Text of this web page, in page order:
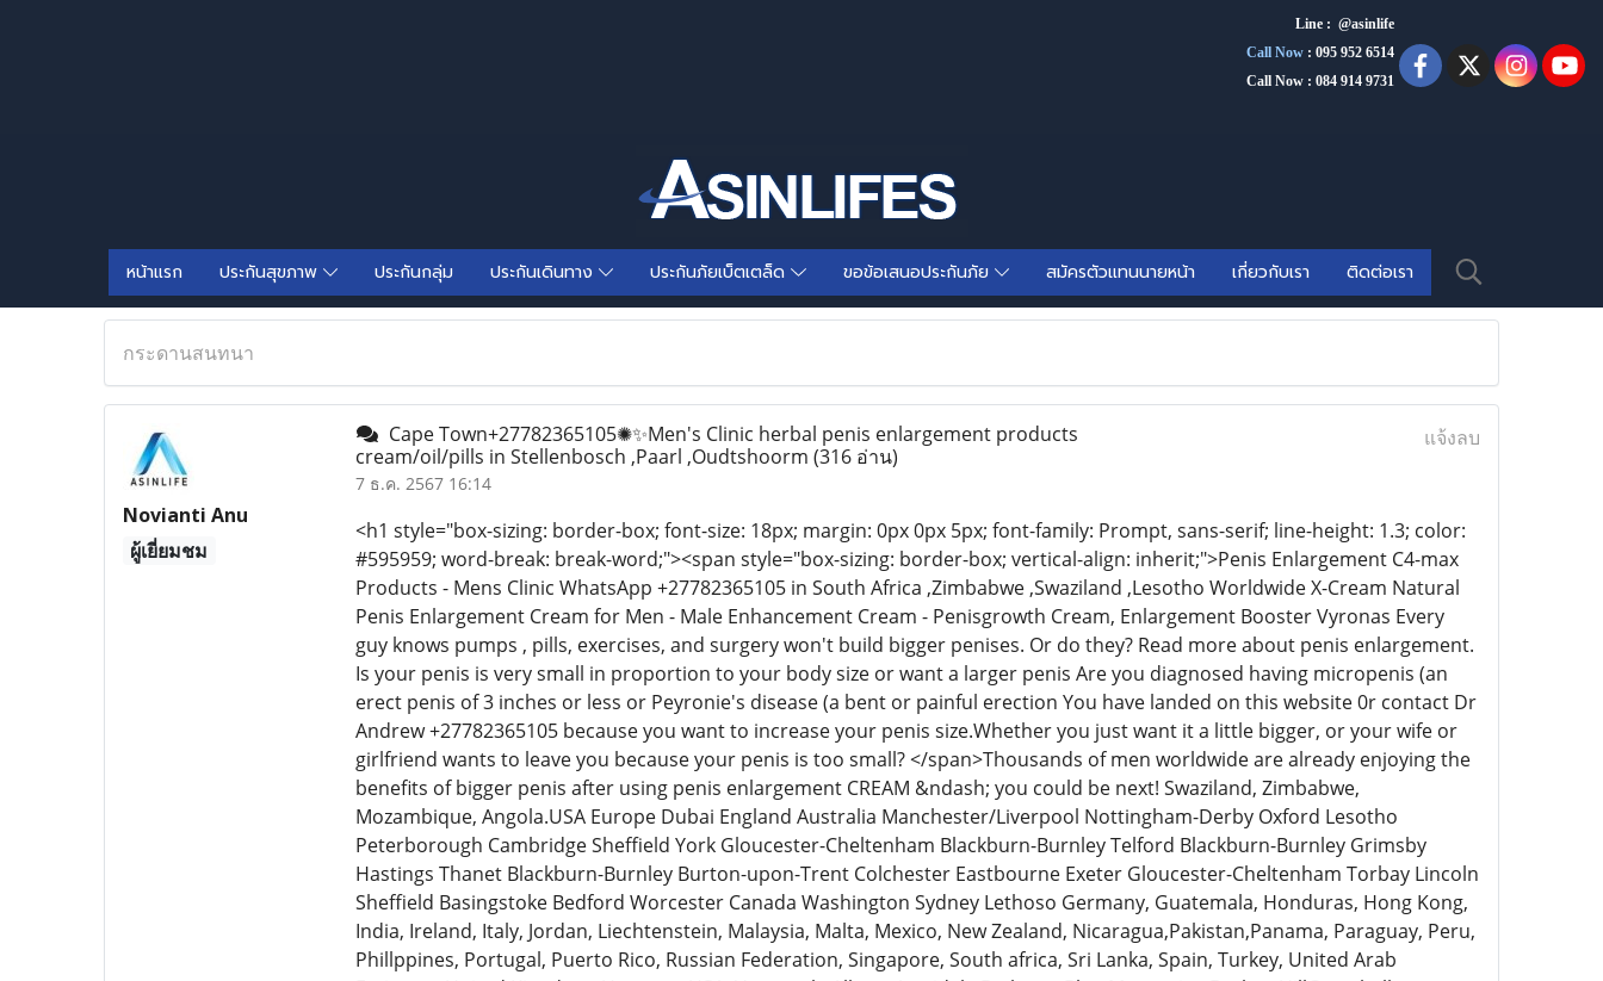
Line : @asinlife
Call Now : 095 952 6514
Call Now : 084 914 9731
หน้าแรก ประกันสุขภาพ ประกันกลุ่ม ประกันเดินทาง ประกันภัยเบ็ตเตล็ด ขอข้อเสนอประกันภัย สมัครตัวแทนนายหน้า เกี่ยวกับเรา ติดต่อเรา
กระดานสนทนา
Novianti Anu
ผู้เยี่ยมชม
Cape Town+27782365105✺✨Men's Clinic herbal penis enlargement products
cream/oil/pills in Stellenbosch ,Paarl ,Oudtshoorm (316 อ่าน)
7 ธ.ค. 2567 16:14
แจ้งลบ
<h1 style="box-sizing: border-box; font-size: 18px; margin: 0px 0px 5px; font-family: Prompt, sans-serif; line-height: 1.3; color:
#595959; word-break: break-word;"><span style="box-sizing: border-box; vertical-align: inherit;">Penis Enlargement C4-max
Products - Mens Clinic WhatsApp +27782365105 in South Africa ,Zimbabwe ,Swaziland ,Lesotho Worldwide X-Cream Natural
Penis Enlargement Cream for Men - Male Enhancement Cream - Penisgrowth Cream, Enlargement Booster Vyronas Every
guy knows pumps , pills, exercises, and surgery won't build bigger penises. Or do they? Read more about penis enlargement.
Is your penis is very small in proportion to your body size or want a larger penis Are you diagnosed having micropenis (an
erect penis of 3 inches or less or Peyronie's disease (a bent or painful erection You have landed on this website 0r contact Dr
Andrew +27782365105 because you want to increase your penis size.Whether you just want it a little bigger, or your wife or
girlfriend wants to leave you because your penis is too small? </span>Thousands of men worldwide are already enjoying the
benefits of bigger penis after using penis enlargement CREAM &ndash; you could be next! Swaziland, Zimbabwe,
Mozambique, Angola.USA Europe Dubai England Australia Manchester/Liverpool Nottingham-Derby Oxford Lesotho
Peterborough Cambridge Sheffield York Gloucester-Cheltenham Blackburn-Burnley Telford Blackburn-Burnley Grimsby
Hastings Thanet Blackburn-Burnley Burton-upon-Trent Colchester Eastbourne Exeter Gloucester-Cheltenham Torbay Lincoln
Sheffield Basingstoke Bedford Worcester Canada Washington Sydney Lethoso Germany, Guatemala, Honduras, Hong Kong,
India, Ireland, Italy, Jordan, Liechtenstein, Malaysia, Malta, Mexico, New Zealand, Nicaragua,Pakistan,Panama, Paraguay, Peru,
Phillppines, Portugal, Puerto Rico, Russian Federation, Singapore, South africa, Sri Lanka, Spain, Turkey, United Arab